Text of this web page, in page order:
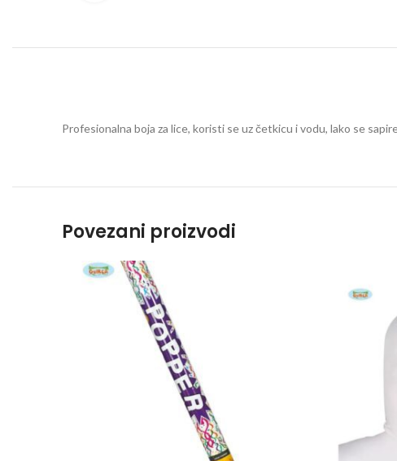
Profesionalna boja za lice, koristi se uz četkicu i vodu, lako se
Povezani proizvodi